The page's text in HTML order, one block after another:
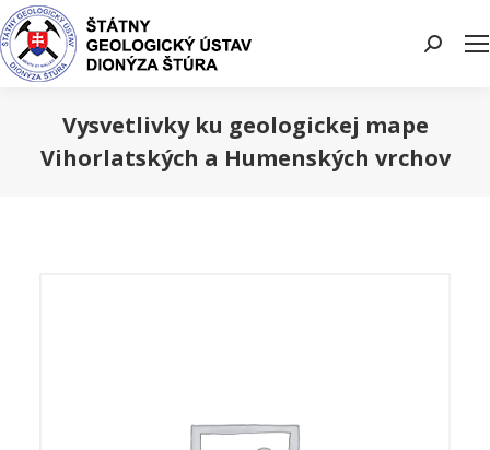
Search:
Vysvetlivky ku geologickej mape
Vihorlatských a Humenských vrchov